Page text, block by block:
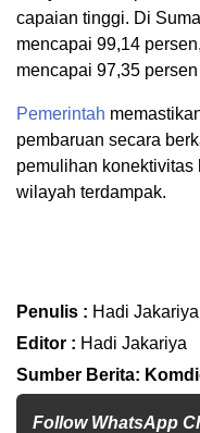
capaian tinggi. Di
mencapai 99,14
mencapai 97,35
Pemerintah
pembaruan secara
pemulihan
wilayah terdampak.
Penulis : Hadi Jakariya
Editor : Hadi Jakariya
Sumber Berita:
Follow WhatsApp